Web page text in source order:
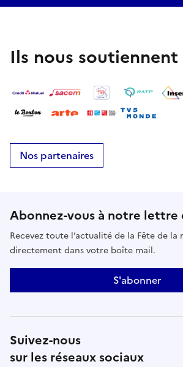
Ils nous soutiennent
Nos partenaires
Abonnez-vous à notre lettre
Recevez toute l’actualité de la Fête de la
directement dans votre boîte mail.
S'abonner
Suivez-nous
sur les réseaux sociaux